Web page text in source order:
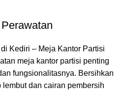
Kediri – Meja Kantor Partisi
meja kantor partisi penting
fungsionalitasnya. Bersihkan
dan cairan pembersih